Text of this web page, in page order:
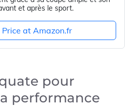
et après le sport.
at Amazon.fr
pour
performance